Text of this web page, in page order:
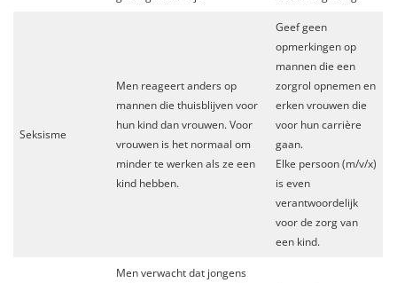
Seksisme
Men reageert anders op
mannen die thuisblijven voor
hun kind dan vrouwen. Voor
vrouwen is het normaal om
minder te werken als ze een
kind hebben.
Geef geen
opmerkingen op
mannen die een
zorgrol opnemen en
erken vrouwen die
voor hun carrière
gaan.
Elke persoon (m/v/x)
is even
verantwoordelijk
voor de zorg van
een kind.
Men verwacht dat jongens